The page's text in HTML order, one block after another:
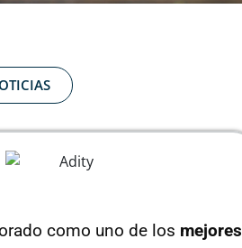
como uno de los mejores